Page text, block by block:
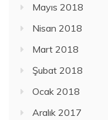
Mayıs 2018
Nisan 2018
Mart 2018
Şubat 2018
Ocak 2018
Aralık 2017